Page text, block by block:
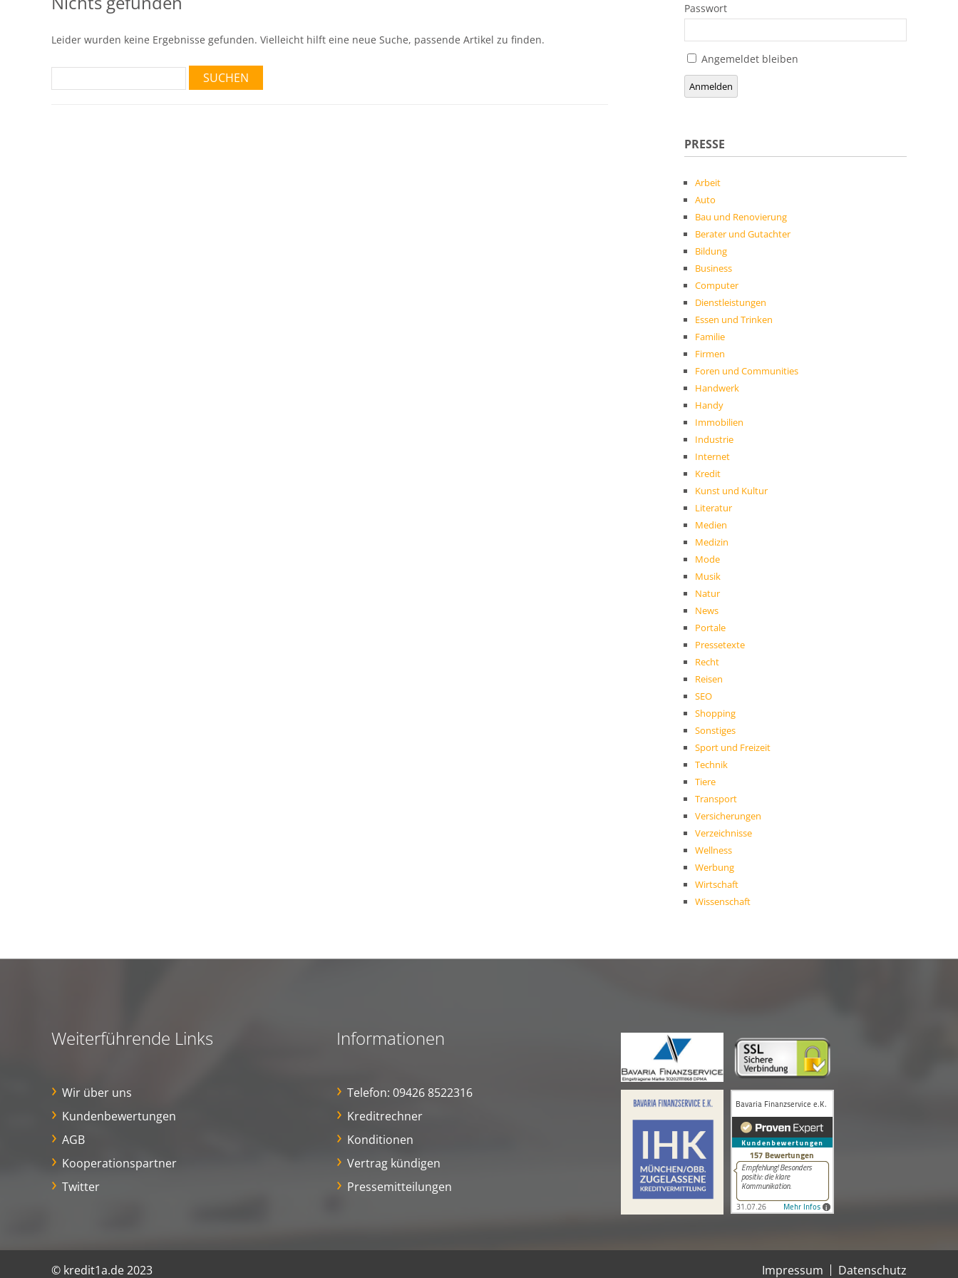
Leider wurden keine Ergebnisse gefunden. Vielleicht hilft eine neue Suche, passende Artikel zu finden.
nach:
Passwort
Angemeldet bleiben
Anmelden
PRESSE
Arbeit
Auto
Bau und Renovierung
Berater und Gutachter
Bildung
Business
Computer
Dienstleistungen
Essen und Trinken
Familie
Firmen
Foren und Communities
Handwerk
Handy
Immobilien
Industrie
Internet
Kredit
Kunst und Kultur
Literatur
Medien
Medizin
Mode
Musik
Natur
News
Portale
Pressetexte
Recht
Reisen
SEO
Shopping
Sonstiges
Sport und Freizeit
Technik
Tiere
Transport
Versicherungen
Verzeichnisse
Wellness
Werbung
Wirtschaft
Wissenschaft
Weiterführende Links
Wir über uns
Kundenbewertungen
AGB
Kooperationspartner
Twitter
Informationen
Telefon: 09426 8522316
Kreditrechner
Konditionen
Vertrag kündigen
Pressemitteilungen
© kredit1a.de 2023 Impressum Datenschutz